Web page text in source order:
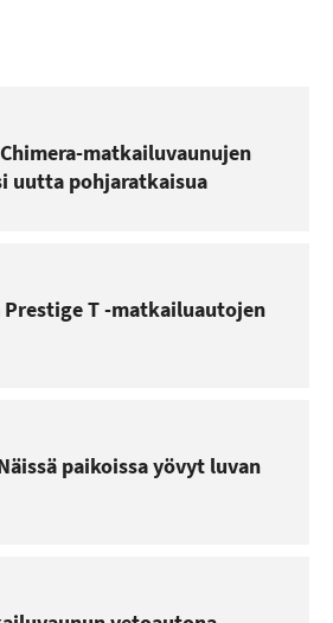
matkailuvaunujen
uutta pohjaratkaisua
Prestige T -matkailuautojen
paikoissa yövyt luvan